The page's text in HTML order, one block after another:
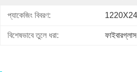
প্যাকেজিং বিবরণ:
বিশেষভাবে তুলে ধরা: ফাইবারগ্লাস